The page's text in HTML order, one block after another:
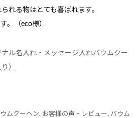
れる物はとても喜ばれます。
。（eco様）
ナル名入れ・メッセージ入れバウムクー
）
ムクーヘン, お客様の声・レビュー, バウム